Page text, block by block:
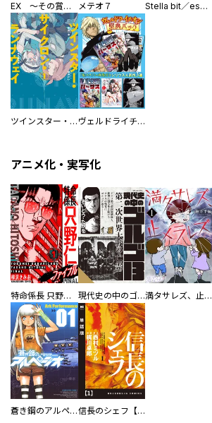
EX ～その賞金稼ぎは、世界の出口を探す～【単行本版】 メテオ７ Stella bit／es【単話版】
ツインスター・サイクロン・ランナウェイ ヴェルドライチオシ聖典パック 『転スラ』ミニ画集付き シリウス人気作３選
アニメ化・実写化
特命係長 只野仁ファイナル 愛蔵版 現代史の中のゴルゴ13 満タサレズ、止メラレズ
蒼き鋼のアルペジオ 信長のシェフ【単話版】